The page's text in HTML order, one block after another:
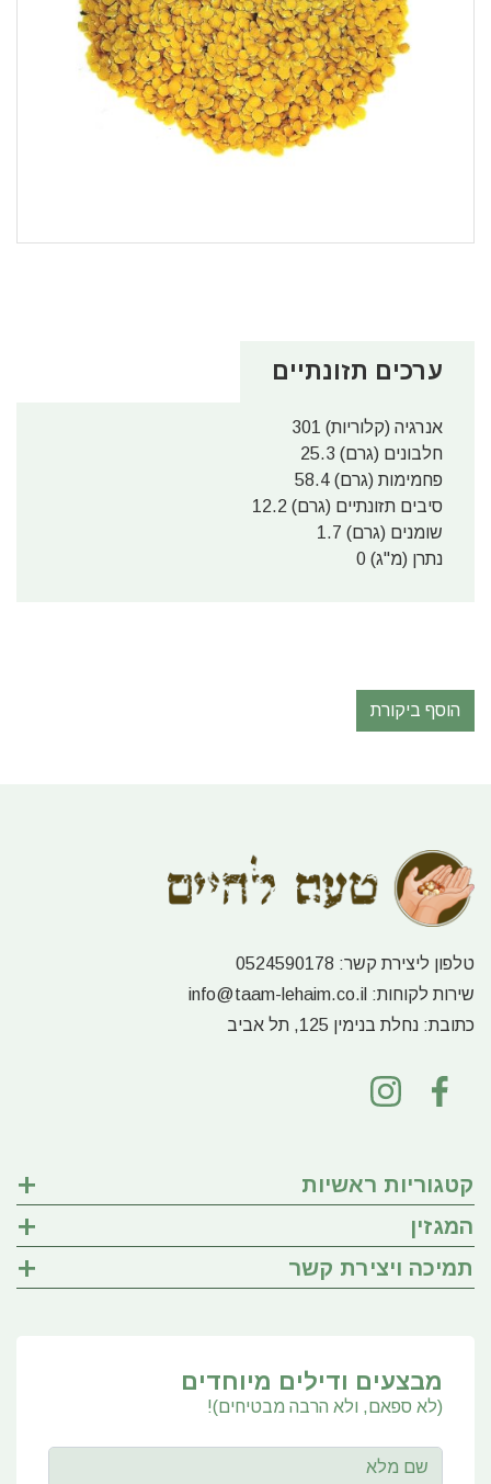
ערכים תזונתיים
אנרגיה (קלוריות) 301
חלבונים (גרם) 25.3
פחמימות (גרם) 58.4
סיבים תזונתיים (גרם) 12.2
שומנים (גרם) 1.7
נתרן (מ"ג) 0
הוסף ביקורת
טלפון ליצירת קשר: 0524590178
שירות לקוחות: info@taam-lehaim.co.il
כתובת: נחלת בנימין 125, תל אביב
קטגוריות ראשיות
המגזין
תמיכה ויצירת קשר
מבצעים ודילים מיוחדים
(לא ספאם, ולא הרבה מבטיחים)!